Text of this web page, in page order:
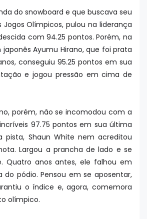
do snowboard e que buscava seu
Olímpicos, pulou na liderança
com 94.25 pontos. Porém, na
Ayumu Hirano, que foi prata
conseguiu 95.25 pontos em sua
e jogou pressão em cima de
porém, não se incomodou com a
97.75 pontos em sua última
pista, Shaun White nem acreditou
Largou a prancha de lado e se
Quatro anos antes, ele falhou em
do pódio. Pensou em se aposentar,
o índice e, agora, comemora
olímpico.